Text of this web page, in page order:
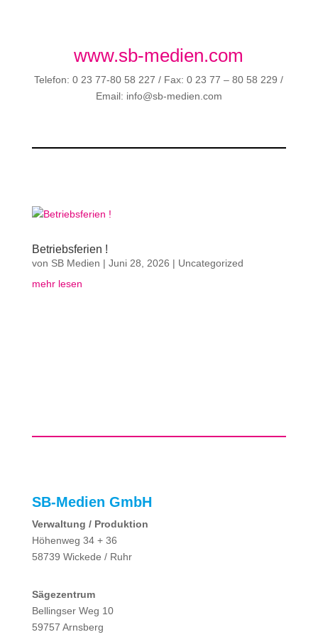
www.sb-medien.com
Telefon: 0 23 77-80 58 227 / Fax: 0 23 77 – 80 58 229 /
Email: info@sb-medien.com
Betriebsferien !
von SB Medien | Juni 28, 2026 | Uncategorized
mehr lesen
SB-Medien GmbH
Verwaltung / Produktion
Höhenweg 34 + 36
58739 Wickede / Ruhr
Sägezentrum
Bellingser Weg 10
59757 Arnsberg